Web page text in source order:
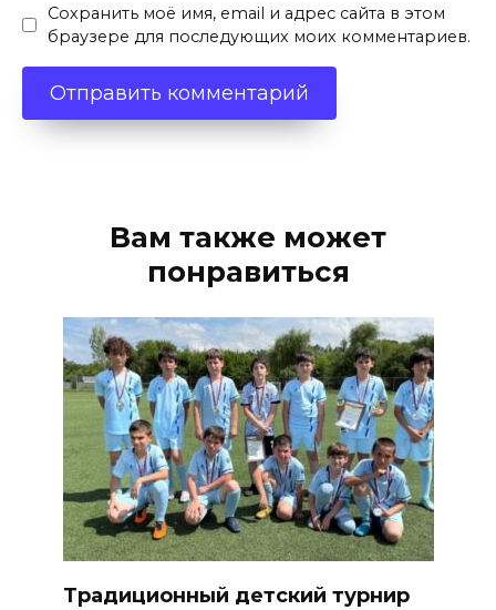
Сохранить моё имя, email и адрес сайта в этом
браузере для последующих моих комментариев.
Вам также может
понравиться
Традиционный детский турнир